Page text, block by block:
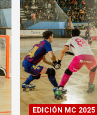
EDICIÓN MC 2025